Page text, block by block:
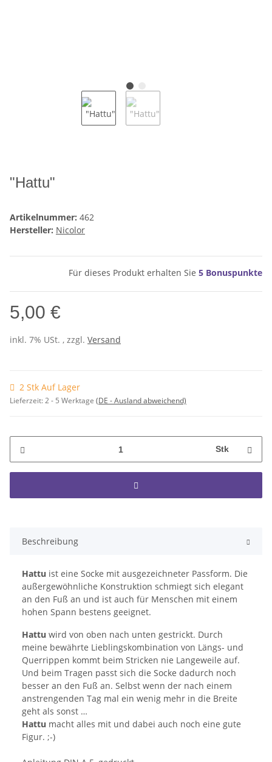
"Hattu"
Artikelnummer: 462
Hersteller: Nicolor
Für dieses Produkt erhalten Sie 5 Bonuspunkte
5,00 €
inkl. 7% USt. , zzgl. Versand
2 Stk Auf Lager
Lieferzeit:2 - 5 Werktage (DE - Ausland abweichend)
Stk
Beschreibung
Hattu ist eine Socke mit ausgezeichneter Passform. Die
außergewöhnliche Konstruktion schmiegt sich elegant
an den Fuß an und ist auch für Menschen mit einem
hohen Spann bestens geeignet.
Hattu wird von oben nach unten gestrickt. Durch
meine bewährte Lieblingskombination von Längs- und
Querrippen kommt beim Stricken nie Langeweile auf.
Und beim Tragen passt sich die Socke dadurch noch
besser an den Fuß an. Selbst wenn der nach einem
anstrengenden Tag mal ein wenig mehr in die Breite
geht als sonst …
Hattu macht alles mit und dabei auch noch eine gute
Figur. ;-)